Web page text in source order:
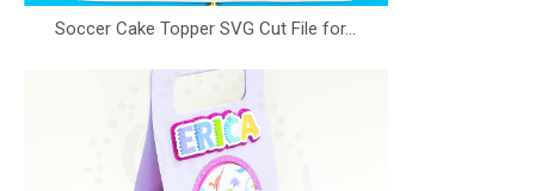
Soccer Cake Topper SVG Cut File for...